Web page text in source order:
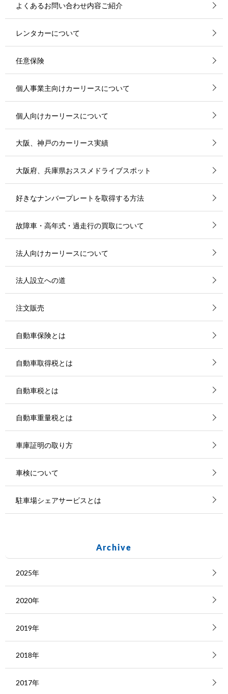
よくあるお問い合わせ内容ご紹介
レンタカーについて
任意保険
個人事業主向けカーリースについて
個人向けカーリースについて
大阪、神戸のカーリース実績
大阪府、兵庫県おススメドライブスポット
好きなナンバープレートを取得する方法
故障車・高年式・過走行の買取について
法人向けカーリースについて
法人設立への道
注文販売
自動車保険とは
自動車取得税とは
自動車税とは
自動車重量税とは
車庫証明の取り方
車検について
駐車場シェアサービスとは
Archive
2025年
2020年
2019年
2018年
2017年